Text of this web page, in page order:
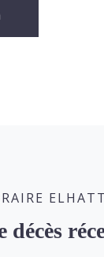
décès